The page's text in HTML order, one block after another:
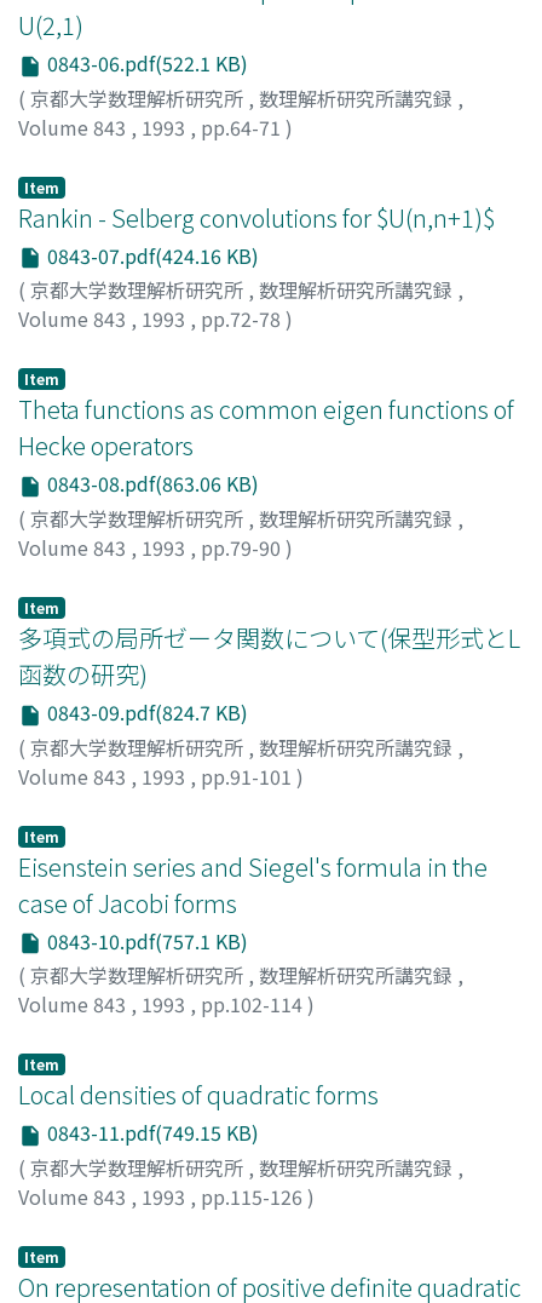
U(2,1)
0843-06.pdf(522.1 KB)
( 京都大学数理解析研究所 , 数理解析研究所講究録 ,
Volume 843 , 1993 , pp.64-71 )
ラセ, アツシ
Item
Rankin - Selberg convolutions for $U(n,n+1)$
0843-07.pdf(424.16 KB)
( 京都大学数理解析研究所 , 数理解析研究所講究録 ,
Volume 843 , 1993 , pp.72-78 )
Item
Theta functions as common eigen functions of
Hecke operators
0843-08.pdf(863.06 KB)
( 京都大学数理解析研究所 , 数理解析研究所講究録 ,
Volume 843 , 1993 , pp.79-90 )
Item
多項式の局所ゼータ関数について(保型形式とL
函数の研究)
0843-09.pdf(824.7 KB)
( 京都大学数理解析研究所 , 数理解析研究所講究録 ,
Volume 843 , 1993 , pp.91-101 )
Item
Eisenstein series and Siegel's formula in the
case of Jacobi forms
0843-10.pdf(757.1 KB)
( 京都大学数理解析研究所 , 数理解析研究所講究録 ,
Volume 843 , 1993 , pp.102-114)
Item
Local densities of quadratic forms
0843-11.pdf(749.15 KB)
( 京都大学数理解析研究所 , 数理解析研究所講究録 ,
Volume 843 , 1993 , pp.115-126 )
Item
On representation of positive definite quadratic